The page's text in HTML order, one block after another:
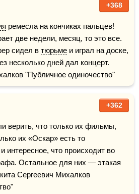
+368
ремесла на кончиках пальцев!
две недели, месяц, то это все.
сидел в тюрьме и играл на доске,
несколько дней дал концерт.
"Публичное одиночество"
+362
верить, что только их фильмы,
их «Оскар» есть то
интересное, что происходит во
Остальное для них — этакая
Сергеевич Михалков